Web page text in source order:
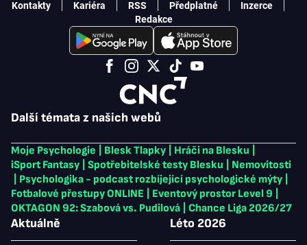
Další témata z našich webů
Moje Psychologie Blesk Tlapky Hráči na Blesku
iSport Fantasy
Spotřebitelské testy Blesku
Nemovitosti
Psychologika - podcast rozbíjející psychologické mýty
Fotbalové přestupy ONLINE
Eventový prostor Level 9
OKTAGON 92: Szabová vs. Pudilová
Chance Liga 2026/27
Aktuálně Léto 2026
Kontakty Kariéra RSS Předplatné
Inzerce
Redakce